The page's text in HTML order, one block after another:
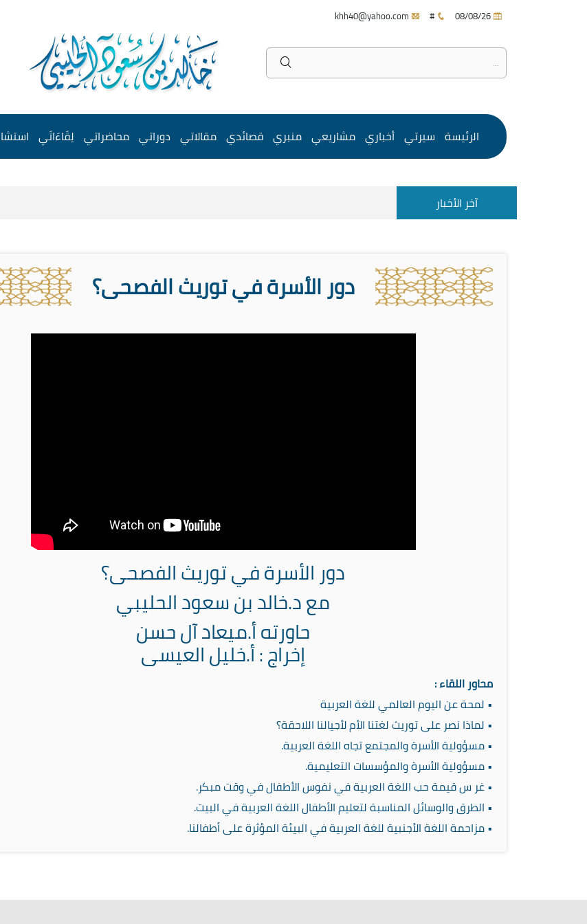
#
الرئيسة سيرتي أخباري مشاريعي منبري قصائدي مقالاتي دوراتي محاضراتي لِقَاءَاتَي
آخر الأخبار
دور الأسرة في توريث الفصحى؟
دور الأسرة في توريث الفصحى؟
مع د.خالد بن سعود الحليبي
حاورته أ.ميعاد آل حسن
إخراج : أ.خليل العيسى
محاور اللقاء :
• لمحة عن اليوم العالمي للغة العربية
• لماذا نصر على توريث لغتنا الأم لأجيالنا اللاحقة؟
• مسؤولية الأسرة والمجتمع تجاه اللغة العربية.
• مسؤولية الأسرة والمؤسسات التعليمية.
• غر س قيمة حب اللغة العربية في نفوس الأطفال في وقت مبكر.
• الطرق والوسائل المناسبة لتعليم الأطفال اللغة العربية في البيت.
• مزاحمة اللغة الأجنبية للغة العربية في البيئة المؤثرة على أطفالنا.